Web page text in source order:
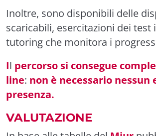
Inoltre, sono disponibili delle
scaricabili, esercitazioni dei test
tutoring che monitora i
Il percorso si consegue
line: non è necessario nessun
presenza.
VALUTAZIONE